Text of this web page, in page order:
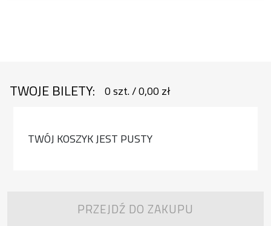
TWOJE BILETY: 0szt./0,00 zł
TWÓJ KOSZYK JEST PUSTY
PRZEJDŹ DO ZAKUPU